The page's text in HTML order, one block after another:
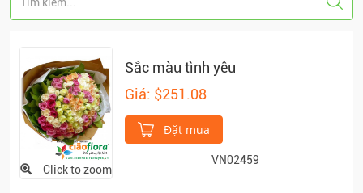
Click to zoom
Sắc màu tình yêu
Giá: $251.08
Đặt mua
VN02459